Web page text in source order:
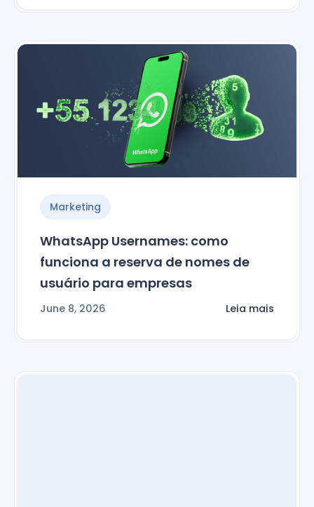
Marketing
WhatsApp Usernames: como
funciona a reserva de nomes de
usuário para empresas
June 8, 2026 Leia mais